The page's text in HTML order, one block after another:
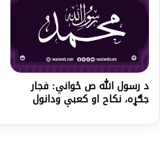
د رسول الله ص ځواني: فجار
جګړه، نکاح او کعبې ودانول